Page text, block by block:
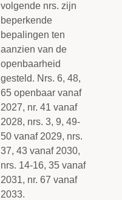
volgende nrs. zijn
beperkende
bepalingen ten
aanzien van de
openbaarheid
gesteld. Nrs. 6, 48,
65 openbaar vanaf
2027, nr. 41 vanaf
2028, nrs. 3, 9, 49-
50 vanaf 2029, nrs.
37, 43 vanaf 2030,
nrs. 14-16, 35 vanaf
2031, nr. 67 vanaf
2033.